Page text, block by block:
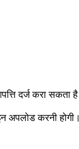
दर्ज करा सकता
अपलोड करनी होगी।